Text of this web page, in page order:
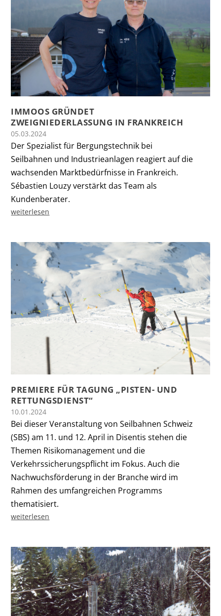
IMMOOS GRÜNDET
ZWEIGNIEDERLASSUNG IN FRANKREICH
05.03.2024
Der Spezialist für Bergungstechnik bei
Seilbahnen und Industrieanlagen reagiert auf die
wachsenden Marktbedürfnisse in Frankreich.
Sébastien Louzy verstärkt das Team als
Kundenberater.
weiterlesen
PREMIERE FÜR TAGUNG „PISTEN- UND
RETTUNGSDIENST“
10.01.2024
Bei dieser Veranstaltung von Seilbahnen Schweiz
(SBS) am 11. und 12. April in Disentis stehen die
Themen Risikomanagement und die
Verkehrssicherungspflicht im Fokus. Auch die
Nachwuchsförderung in der Branche wird im
Rahmen des umfangreichen Programms
thematisiert.
weiterlesen